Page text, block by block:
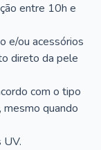
entre 10h e
e/ou acessórios
direto da pele
com o tipo
quando
UV.